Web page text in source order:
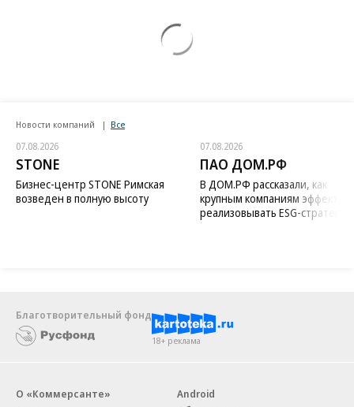
Новости компаний Все
07.08.2026
STONE
Бизнес-центр STONE Римская
возведен в полную высоту
07.08.2026
ПАО ДОМ.РФ
В ДОМ.РФ рассказали, как
крупным компаниям
реализовывать ESG-стратегию
Благотворительный фонд
18+ реклама
О «Коммерсанте»
Android